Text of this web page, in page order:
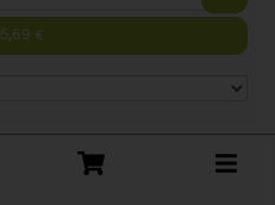
5,69 €
Toggle